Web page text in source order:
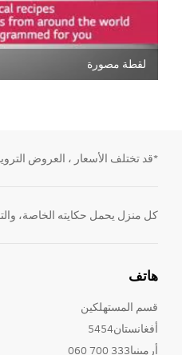
لقطة مصورة
*قد تختلف الأسعار ، العروض
كل منزل يحمل حكايته الخاصة،
هاتف
قسم المستهلكين
أفغانستان5454
أرمينيا333 700 060